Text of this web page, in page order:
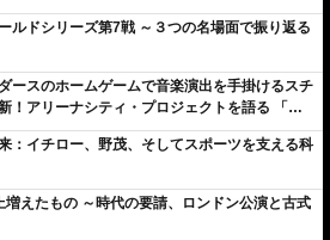
ルドシリーズ第7戦 ～３つの名場面で振り返る
ースのホームゲームで音楽演出を手掛けるスチ
！アリーナシティ・プロジェクトを語る 「楽
ょ。川崎は、ずっと成長曲線だから」
：イチロー、野茂、そしてスポーツを支える科
増えたもの ～時代の要請、ロンドン公演と古式